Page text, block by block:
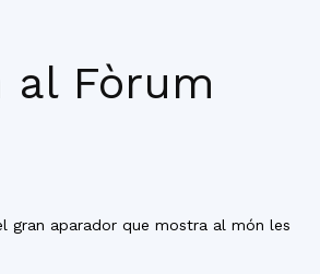
al Fòrum
gran aparador que mostra al món les